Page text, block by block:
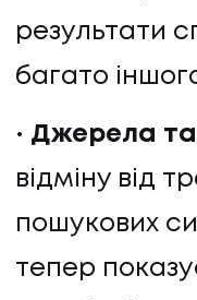
результати
багато
Джерела та
відміну від
пошукових
тепер